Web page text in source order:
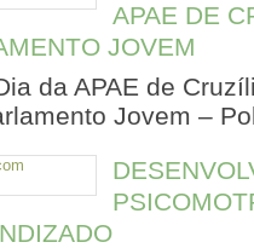
APAE DE
JOVEM
da APAE de
Jovem –